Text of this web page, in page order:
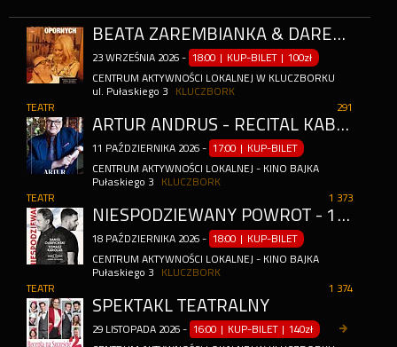
BEATA ZAREMBIANKA & DAREK NIEBUDEK
23 WRZEŚNIA 2026 - 18:00 | KUP-BILET |100zł
CENTRUM AKTYWNOŚCI LOKALNEJ W KLUCZBORKU
ul. Pułaskiego 3
KLUCZBORK
291
TEATR
ARTUR ANDRUS - RECITAL KABARETOWY - 10-LECIE REAKTYWACJI KINA BAJKA W KLUCZBORKU
11 PAŹDZIERNIKA 2026 - 17:00 | KUP-BILET
CENTRUM AKTYWNOŚCI LOKALNEJ - KINO BAJKA
Pułaskiego 3
KLUCZBORK
1 373
TEATR
NIESPODZIEWANY POWRÓT - 10-LECIE REAKTYWACJI KINA BAJKA W KLUCZBORKU
18 PAŹDZIERNIKA 2026 - 18:00 | KUP-BILET
CENTRUM AKTYWNOŚCI LOKALNEJ - KINO BAJKA
Pułaskiego 3
KLUCZBORK
1 374
TEATR
SPEKTAKL TEATRALNY
29 LISTOPADA 2026 - 16:00 | KUP-BILET |140zł